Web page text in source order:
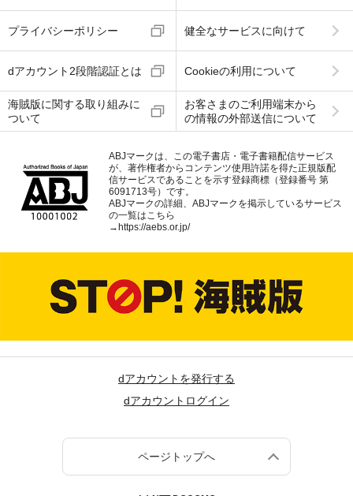
プライバシーポリシー 健全なサービスに向けて
dアカウント2段階認証とは Cookieの利用について
海賊版に関する取り組みに
ついて
お客さまのご利用端末から
の情報の外部送信について
ABJマークは、この電子書店・電子書籍配信サービス
が、著作権者からコンテンツ使用許諾を得た正規版配
信サービスであることを示す登録商標（登録番号 第
6091713号）です。
ABJマークの詳細、ABJマークを掲示しているサービス
の一覧はこちら
→ https://aebs.or.jp/
dアカウントを発行する
dアカウントログイン
ページトップへ